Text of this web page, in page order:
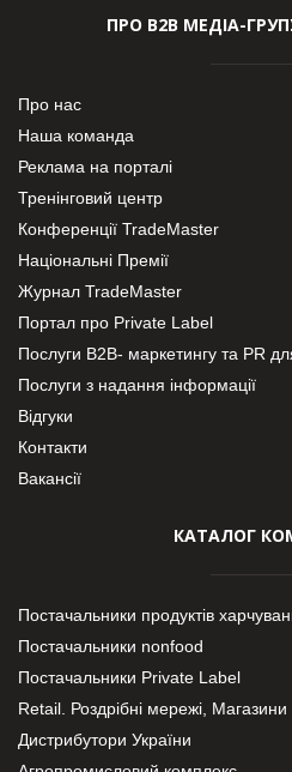
ПРО В2В МЕДІА-
Про нас
Наша команда
Реклама на порталі
Тренінговий центр
Конференції TradeMaster
Національні Премії
Журнал TradeMaster
Портал про Private Label
Послуги В2В- маркетингу та PR для
Послуги з надання інформації
Відгуки
Контакти
Вакансії
КАТАЛОГ
Постачальники продуктів
Постачальники nonfood
Постачальники Private Label
Retail. Роздрібні мережі, Магазини
Дистрибутори України